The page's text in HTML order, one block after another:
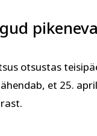
otsustas
et 25.